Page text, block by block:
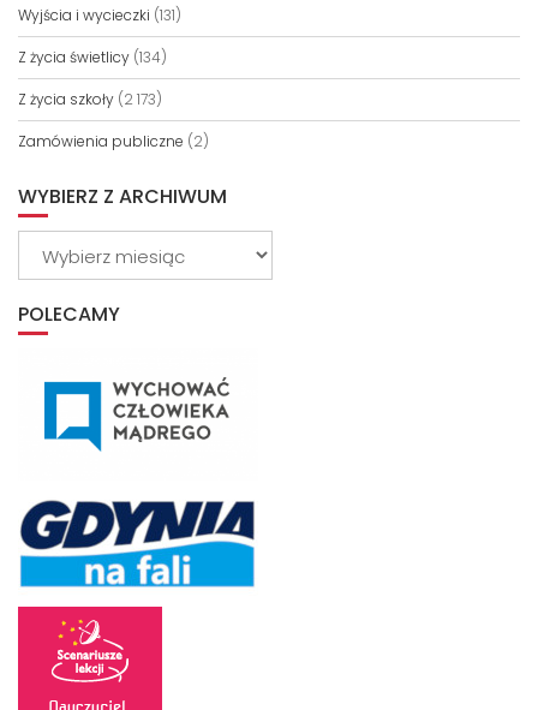
Wyjścia i wycieczki (131)
Z życia świetlicy (134)
Z życia szkoły (2 173)
Zamówienia publiczne (2)
WYBIERZ Z ARCHIWUM
POLECAMY